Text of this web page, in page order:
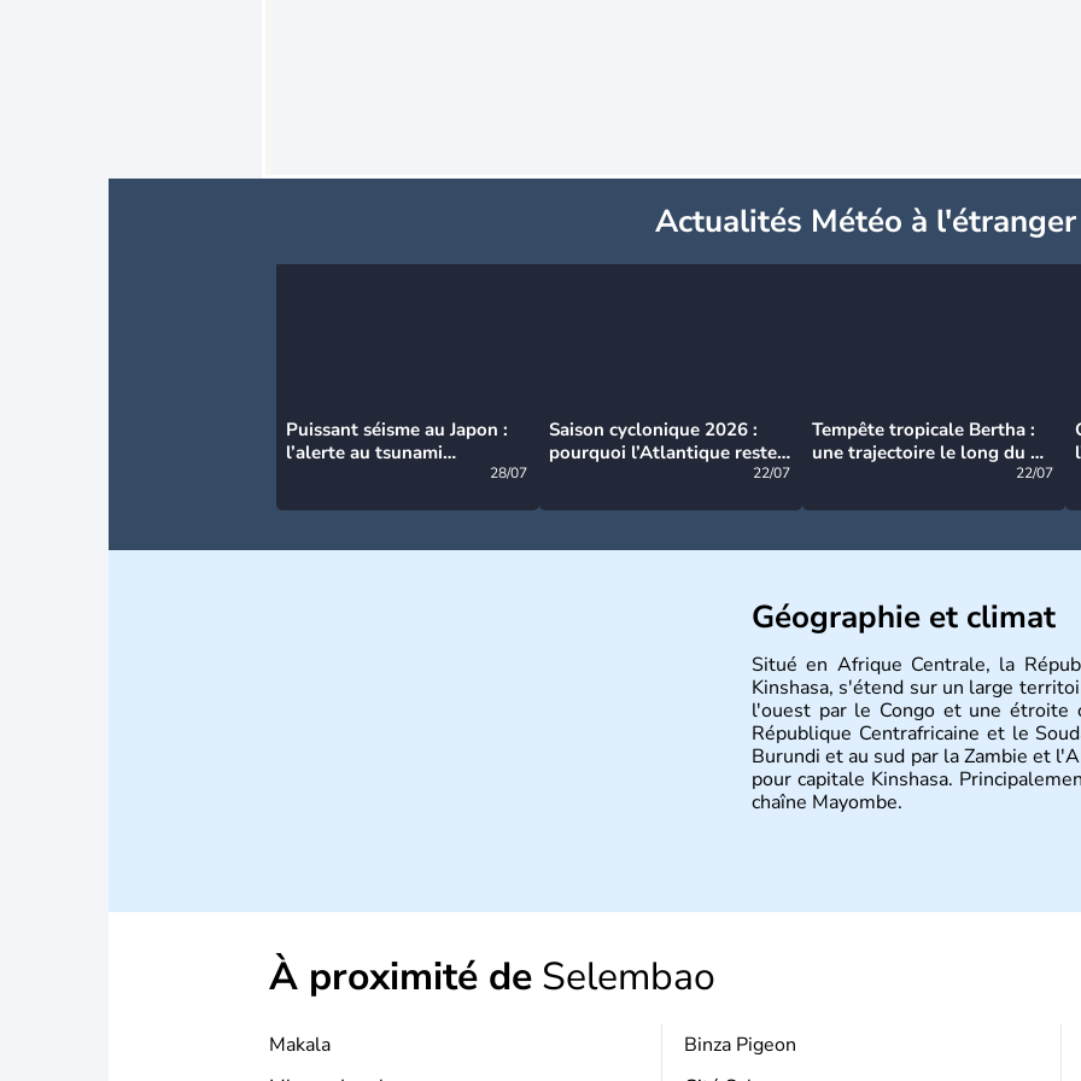
Actualités Météo à l'étranger
Puissant séisme au Japon :
l’alerte au tsunami
28/07
Saison cyclonique 2026 :
pourquoi l’Atlantique reste
22/07
Tempête tropicale Bertha :
une trajectoire le long du du
22/07
Géographie et climat
Situé en Afrique Centrale, la
Kinshasa, s'étend sur un large
l'ouest par le Congo et une
République Centrafricaine et le
Burundi et au sud par la Zambie et
pour capitale Kinshasa.
chaîne Mayombe.
À proximité de Selembao
Makala
Binza Pigeon